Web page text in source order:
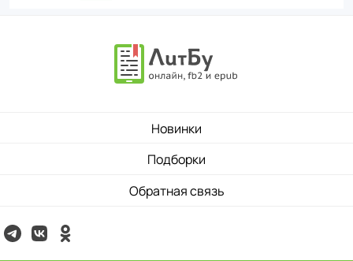
Новинки
Подборки
Обратная связь